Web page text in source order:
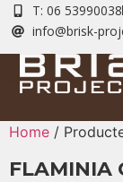
T: 06 53990038
info@brisk-
Home /
FLAMINIA